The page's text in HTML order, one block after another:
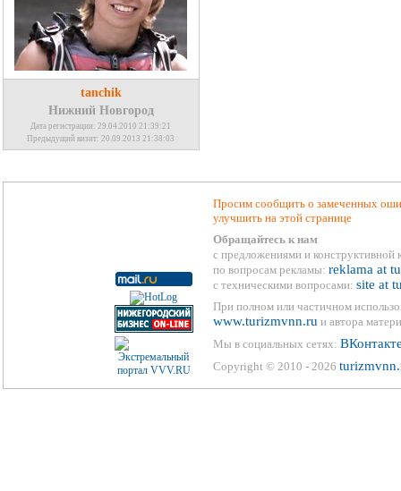
tanchik
Нижний Новгород
Дата регистрации: 29.04.2010 21:39:21
Предыдущий визит: 20.09.2013 21:38:03
Просим сообщить о замеченных
улучшить на этой странице
Обращайтесь к нам
с предложениями и конструктивной
по вопросам рекламы: reklama at
с техническими вопросами: site at
При полном или частичном
www.turizmvnn.ru и автора
Мы в социальных сетях:
Copyright © 2010 - 2026